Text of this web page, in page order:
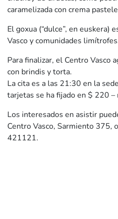
caramelizada con crema
El goxua (“dulce”, en euskera)
Vasco y comunidades
Para finalizar, el Centro Vasco
con brindis y torta.
La cita es a las 21:30 en la
tarjetas se ha fijado en $ 220 –
Los interesados en asistir
Centro Vasco, Sarmiento 375,
421121.